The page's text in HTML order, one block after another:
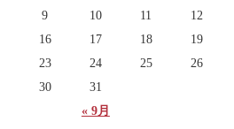
« 9月
9
10 11 12
16
17 18 19
23
24 25 26
30
31